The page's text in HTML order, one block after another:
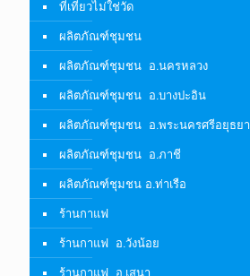
ที่เที่ยวไม่ใช่วัด
ผลิตภัณฑ์ชุมชน
ผลิตภัณฑ์ชุมชน อ.นครหลวง
ผลิตภัณฑ์ชุมชน อ.บางปะอิน
ผลิตภัณฑ์ชุมชน อ.พระนครศรีอยุธยา
ผลิตภัณฑ์ชุมชน อ.ภาชี
ผลิตภัณฑ์ชุมชน อ.ท่าเรือ
ร้านกาแฟ
ร้านกาแฟ อ.วังน้อย
ร้านกาแฟ อ.เสนา